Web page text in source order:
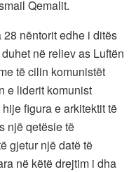
Qemalit.
nëntorit edhe i ditës
në reliev as Luftën
të cilin komunistët
e liderit komunist
figura e arkitektit të
një qetësie të
gjetur një datë të
në këtë drejtim i dha